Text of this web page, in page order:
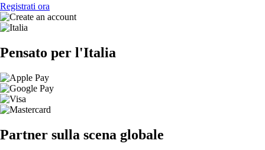
Registrati ora
Pensato per l'Italia
Partner sulla scena globale